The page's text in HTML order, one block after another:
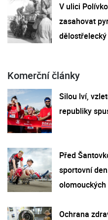
V ulici
zasahovat
Komerční články
Silou lví,
republiky
Před
sportovní
olomouckých
Ochrana